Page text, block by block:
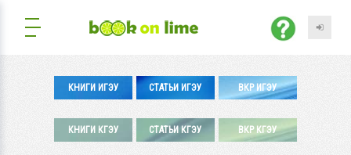
КНИГИ ИГЭУ СТАТЬИ ИГЭУ ВКР ИГЭУ
КНИГИ КГЭУ СТАТЬИ КГЭУ ВКР КГЭУ